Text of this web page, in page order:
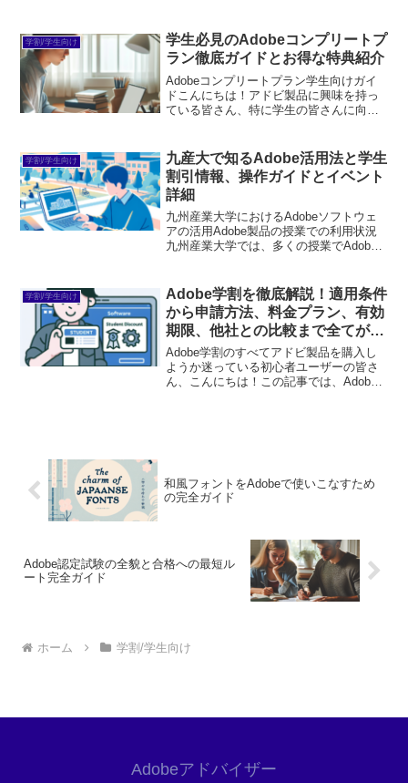
を使う方や、購入を迷っている方に向け
て、具体的な...
学割/学生向け
学生必見のAdobeコンプリートプ
ラン徹底ガイドとお得な特典紹介
Adobeコンプリートプラン学生向けガイ
ドこんにちは！アドビ製品に興味を持っ
ている皆さん、特に学生の皆さんに向け
ドビ製品はクリエイティブな作業をサポ
ートするための強...
学割/学生向け
九産大で知るAdobe活用法と学生
割引情報、操作ガイドとイベント
詳細
九州産業大学におけるAdobeソフトウェ
アの活用Adobe製品の授業での利用状況
九州産業大学では、多くの授業でAdobe
でその機能を活かし、学生たちの創造力
を引き出し...
学割/学生向け
Adobe学割を徹底解説！適用条件
から申請方法、料金プラン、有効
期限、他社との比較まで全てがわ
かる
Adobe学割のすべてアドビ製品を購入し
ようか迷っている初心者ユーザーの皆さ
ん、こんにちは！この記事では、Adobe
和風フォントをAdobeで使いこなすため
の完全ガイド
Adobe認定試験の全貌と合格への最短ル
ート完全ガイド
ホーム 学割/学生向け
Adobeアドバイザー